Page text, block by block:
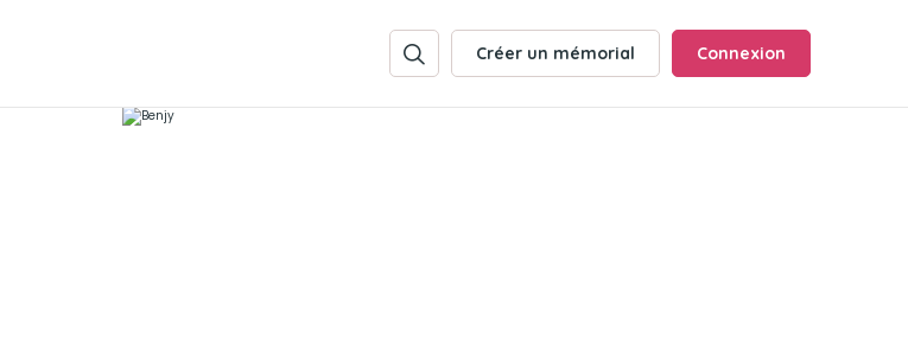
Créer un mémorial Connexion